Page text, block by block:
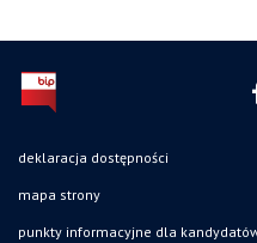
deklaracja dostępności
mapa strony
punkty informacyjne dla